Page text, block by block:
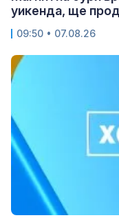
уикенда, ще
09:50 • 07.08.26